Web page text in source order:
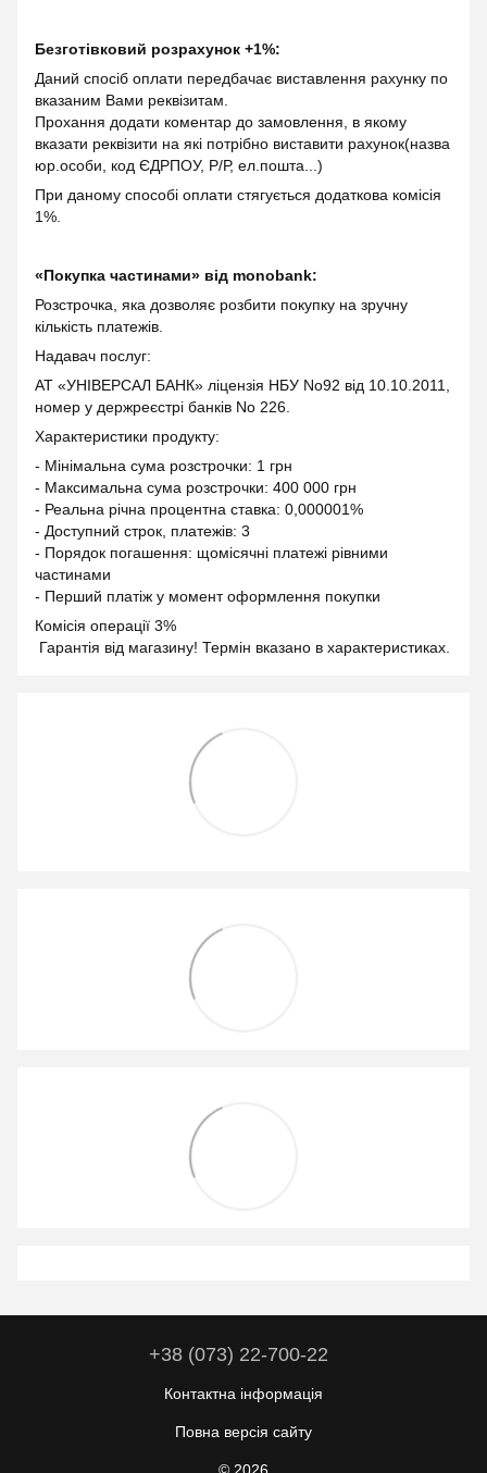
Безготівковий розрахунок +1%:
Даний спосіб оплати передбачає виставлення рахунку по
вказаним Вами реквізитам.
Прохання додати коментар до замовлення, в якому
вказати реквізити на які потрібно виставити рахунок(назва
юр.особи, код ЄДРПОУ, Р/Р, ел.пошта...)
При даному способі оплати стягується додаткова комісія
1%.
«Покупка частинами» від monobank:
Розстрочка, яка дозволяє розбити покупку на зручну
кількість платежів.
Надавач послуг:
АТ «УНІВЕРСАЛ БАНК» ліцензія НБУ No92 від 10.10.2011,
номер у держреєстрі банків No 226.
Характеристики продукту:
- Мінімальна сума розстрочки: 1 грн
- Максимальна сума розстрочки: 400 000 грн
- Реальна річна процентна ставка: 0,000001%
- Доступний строк, платежів: 3
- Порядок погашення: щомісячні платежі рівними
частинами
- Перший платіж у момент оформлення покупки
Комісія операції 3%
Гарантія від магазину! Термін вказано в характеристиках.
+38 (073) 22-700-22
Контактна інформація
Повна версія сайту
© 2026